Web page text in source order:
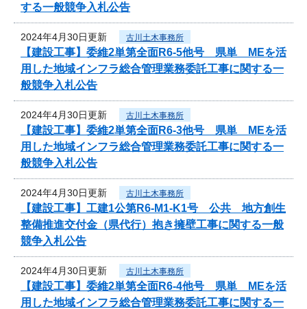
する一般競争入札公告
2024年4月30日更新 古川土木事務所
【建設工事】委維2単第全面R6-5他号 県単 MEを活
用した地域インフラ総合管理業務委託工事に関する一
般競争入札公告
2024年4月30日更新 古川土木事務所
【建設工事】委維2単第全面R6-3他号 県単 MEを活
用した地域インフラ総合管理業務委託工事に関する一
般競争入札公告
2024年4月30日更新 古川土木事務所
【建設工事】工建1公第R6-M1-K1号 公共 地方創生
整備推進交付金（県代行）抱き擁壁工事に関する一般
競争入札公告
2024年4月30日更新 古川土木事務所
【建設工事】委維2単第全面R6-4他号 県単 MEを活
用した地域インフラ総合管理業務委託工事に関する一